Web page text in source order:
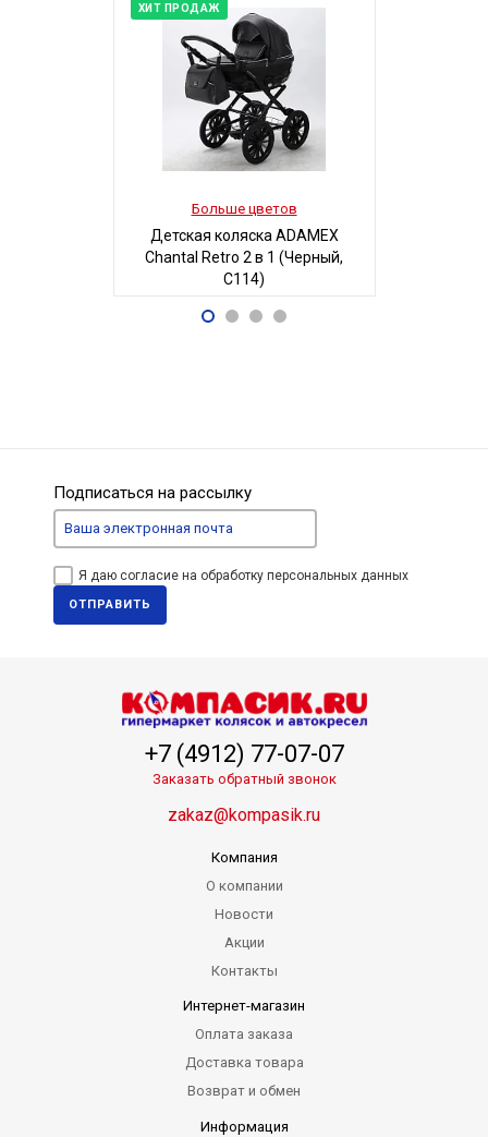
ХИТ ПРОДАЖ
Больше цветов
Детская коляска ADAMEX
Chantal Retro 2 в 1 (Черный,
C114)
68 700 Р
Подписаться на рассылку
Я даю согласие на обработку персональных данных
ОТПРАВИТЬ
+7 (4912) 77-07-07
Заказать обратный звонок
zakaz@kompasik.ru
Компания
О компании
Новости
Акции
Контакты
Интернет-магазин
Оплата заказа
Доставка товара
Возврат и обмен
Информация